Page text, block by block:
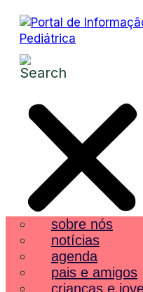
sobre nós
notícias
agenda
pais e amigos
crianças e